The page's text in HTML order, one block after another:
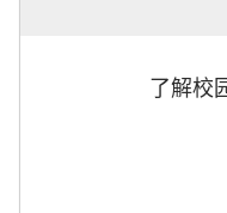
了解校